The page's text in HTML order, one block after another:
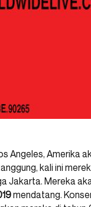
Angeles, Amerika
kali ini
Jakarta. Mereka
mendatang.